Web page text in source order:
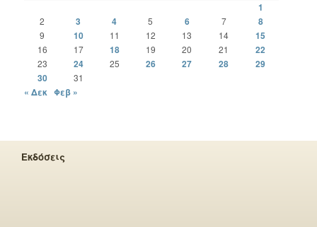
1
2 3 4 5 6 7 8
9 10 11 12 13 14 15
16 17 18 19 20 21 22
23 24 25 26 27 28
29
30
31
« Δεκ Φεβ »
Εκδόσεις